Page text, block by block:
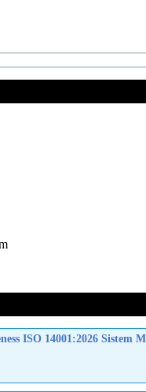
ISO 14001:2026 Sistem